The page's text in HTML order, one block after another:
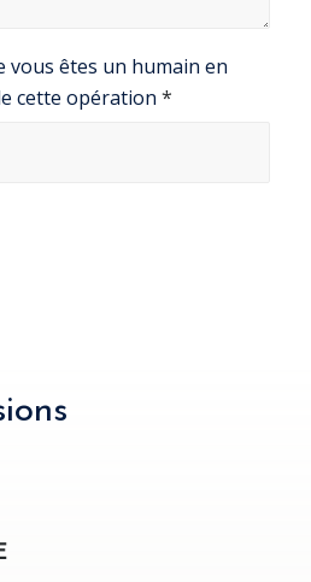
vous êtes un humain en
cette opération *